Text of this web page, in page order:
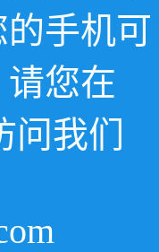
手机可
您在
问我们